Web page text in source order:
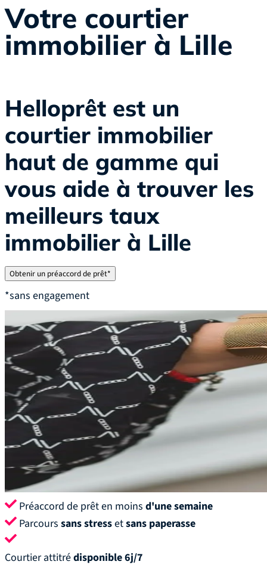
Votre courtier
immobilier à Lille
Helloprêt est un
courtier immobilier
haut de gamme qui
vous aide à trouver les
meilleurs taux
immobilier à Lille
Obtenir un préaccord de prêt*
*sans engagement
Préaccord de prêt en moins d'une semaine
Parcours sans stressetsans paperasse
Courtier attitrédisponible 6j/7